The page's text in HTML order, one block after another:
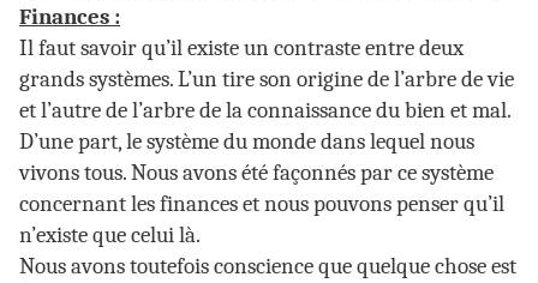
Finances :
Il faut savoir qu’il existe un contraste entre deux
grands systèmes. L’un tire son origine de l’arbre de vie
et l’autre de l’arbre de la connaissance du bien et mal.
D’une part, le système du monde dans lequel nous
vivons tous. Nous avons été façonnés par ce système
concernant les finances et nous pouvons penser qu’il
n’existe que celui là.
Nous avons toutefois conscience que quelque chose est